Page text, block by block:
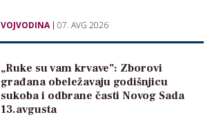
VOJVODINA 07. AVG 2026
„Ruke su vam krvave”: Zborovi
građana obeležavaju godišnjicu
sukoba i odbrane časti Novog Sada
13.avgusta